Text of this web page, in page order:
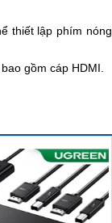
thiết lập phím nóng
gồm cáp HDMI.